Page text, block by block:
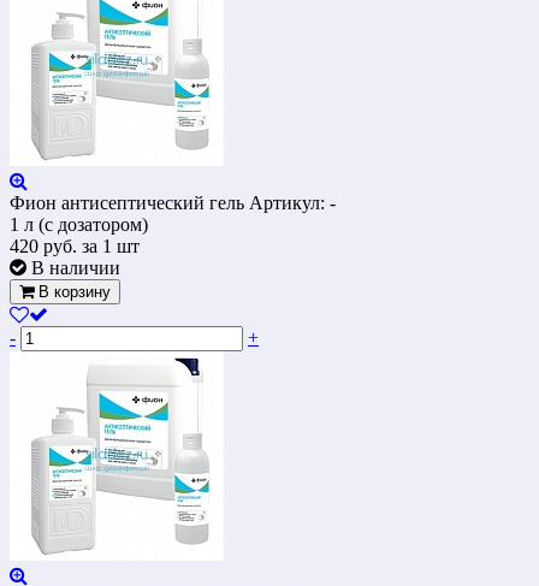
Фион антисептический гель Артикул: -
1 л (с дозатором)
420 руб. за 1 шт
В наличии
В корзину
- +